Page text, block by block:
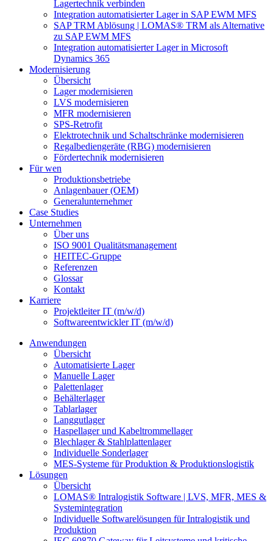
Lagertechnik verbinden
Integration automatisierter Lager in SAP EWM MFS
SAP TRM Ablösung | LOMAS® TRM als Alternative
zu SAP EWM MFS
Integration automatisierter Lager in Microsoft
Dynamics 365
Modernisierung
Übersicht
Lager modernisieren
LVS modernisieren
MFR modernisieren
SPS-Retrofit
Elektrotechnik und Schaltschränke modernisieren
Regalbediengeräte (RBG) modernisieren
Fördertechnik modernisieren
Für wen
Produktionsbetriebe
Anlagenbauer (OEM)
Generalunternehmer
Case Studies
Unternehmen
Über uns
ISO 9001 Qualitätsmanagement
HEITEC-Gruppe
Referenzen
Glossar
Kontakt
Karriere
Projektleiter IT (m/w/d)
Softwareentwickler IT (m/w/d)
Anwendungen
Übersicht
Automatisierte Lager
Manuelle Lager
Palettenlager
Behälterlager
Tablarlager
Langgutlager
Haspellager und Kabeltrommellager
Blechlager & Stahlplattenlager
Individuelle Sonderlager
MES-Systeme für Produktion & Produktionslogistik
Lösungen
Übersicht
LOMAS® Intralogistik Software | LVS, MFR, MES &
Systemintegration
Individuelle Softwarelösungen für Intralogistik und
Produktion